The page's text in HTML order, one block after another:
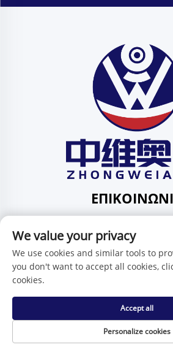
Pingdi Subdistrict shenzhen
Τηλ.:+86-15986647296
E-mail: [email protected]
Πνευματικά δικαιώματα ©
Technology Co., Ltd. -
We value your privacy
We use cookies and similar tools to
you don't want to accept all cookies,
cookies.
Personalize cookies
Accept all